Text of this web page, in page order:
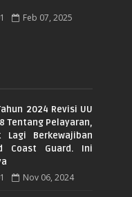
Feb 07, 2025
2024 Revisi UU
Tentang Pelayaran,
Lagi Berkewajiban
Coast Guard. Ini
Nov 06, 2024